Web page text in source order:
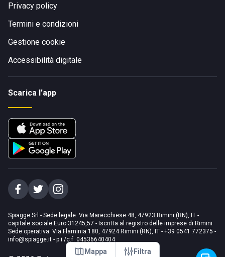
Mappa Filtra
Privacy policy
Termini e condizioni
Gestione cookie
Accessibilità digitale
Scarica l'app
Spiagge Srl - Sede legale: Via Marecchiese 48, 47923 Rimini (RN), IT -
capitale sociale Euro 31245,57 - Iscritta al registro delle imprese di Rimini
Sede operativa: Via Flaminia 180, 47924 Rimini (RN), IT - +39 0541 772375 -
info@spiagge.it - p.i./c.f. 04536640404